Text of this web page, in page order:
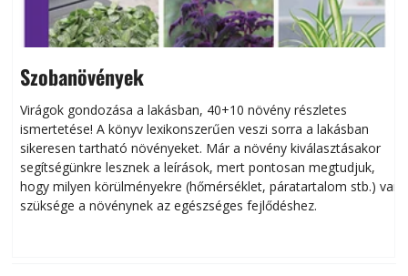
Szobanövények
Virágok gondozása a lakásban, 40+10 növény részletes
ismertetése! A könyv lexikonszerűen veszi sorra a lakásban
sikeresen tart­ha­tó növényeket. Már a növény kiválasztásakor
segítségünkre lesznek a leírások, mert pontosan megtudjuk,
hogy milyen körülményekre (hőmérséklet, páratartalom stb.) van
szüksége a növénynek az egészséges fejlődéshez.